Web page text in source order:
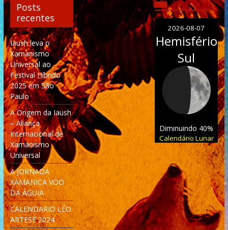
Posts
recentes
Iaush leva o
Xamanismo
Universal ao
Festival Híbrido
2025 em São
Paulo
A Origem da Iaush
– Aliança
Internacional de
Xamanismo
Universal
A JORNADA
XAMANICA VOO
DA ÁGUIA
CALENDARIO LÉO
ARTESE 2024
2026-08-07
Hemisfério
Sul
Diminuindo 40%
Calendário Lunar